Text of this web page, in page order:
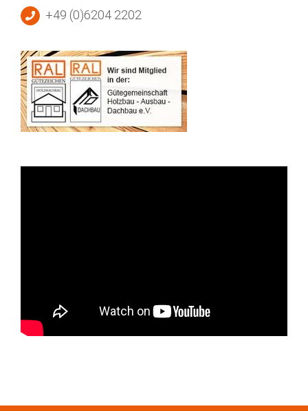
+49 (0)6204 2202